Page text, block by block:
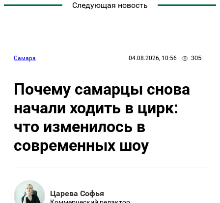
Следующая новость
Самара 04.08.2026, 10:56 305
Почему самарцы снова
начали ходить в цирк:
что изменилось в
современных шоу
Царева Софья